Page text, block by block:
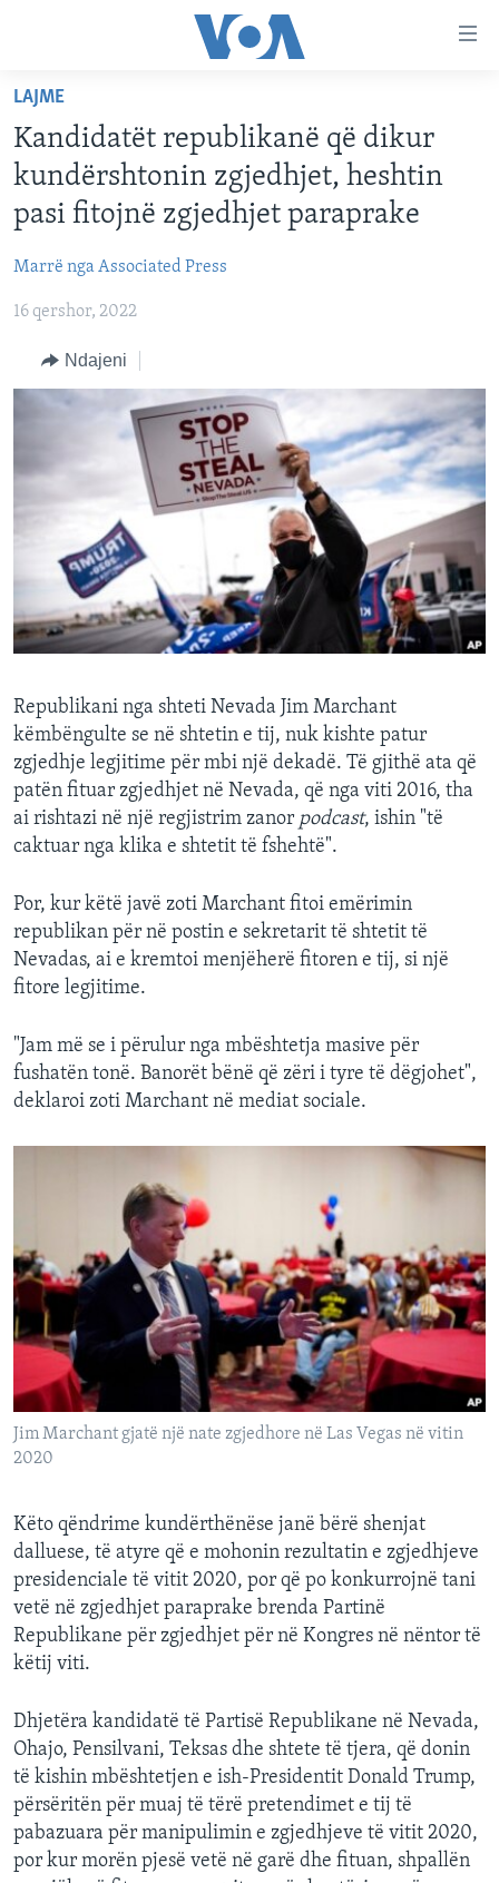
faqen
kryesore
Kalo
tek
faqja
Kalo
tek
FAQJA KRYESORE
KATEGORITË
AMERIKA
EVROPA
BOTA
MJEDISI
SHKENCË DHE TEKNOLOGJI
SHËNDETËSI
INTERVISTA
DITARI
DITARI
Learning English
FOLLOW US
LAJME
Kandidatët republikanë që dikur
kundërshtonin zgjedhjet, heshtin
pasi fitojnë zgjedhjet paraprake
Marrë nga Associated Press
16 qershor, 2022
Ndajeni
Republikani nga shteti Nevada Jim Marchant
këmbëngulte se në shtetin e tij, nuk kishte patur
zgjedhje legjitime për mbi një dekadë. Të gjithë ata që
patën fituar zgjedhjet në Nevada, që nga viti 2016, tha
ai rishtazi në një regjistrim zanor podcast, ishin "të
caktuar nga klika e shtetit të fshehtë".
Por, kur këtë javë zoti Marchant fitoi emërimin
republikan për në postin e sekretarit të shtetit të
Nevadas, ai e kremtoi menjëherë fitoren e tij, si një
fitore legjitime.
"Jam më se i përulur nga mbështetja masive për
fushatën tonë. Banorët bënë që zëri i tyre të dëgjohet",
deklaroi zoti Marchant në mediat sociale.
Jim Marchant gjatë një nate zgjedhore në Las Vegas në vitin
2020
Këto qëndrime kundërthënëse janë bërë shenjat
dalluese, të atyre që e mohonin rezultatin e zgjedhjeve
presidenciale të vitit 2020, por që po konkurrojnë tani
vetë në zgjedhjet paraprake brenda Partinë
Republikane për zgjedhjet për në Kongres në nëntor të
këtij viti.
Dhjetëra kandidatë të Partisë Republikane në Nevada,
Ohajo, Pensilvani, Teksas dhe shtete të tjera, që donin
të kishin mbështetjen e ish-Presidentit Donald Trump,
përsëritën për muaj të tërë pretendimet e tij të
pabazuara për manipulimin e zgjedhjeve të vitit 2020,
por kur morën pjesë vetë në garë dhe fituan, shpallën